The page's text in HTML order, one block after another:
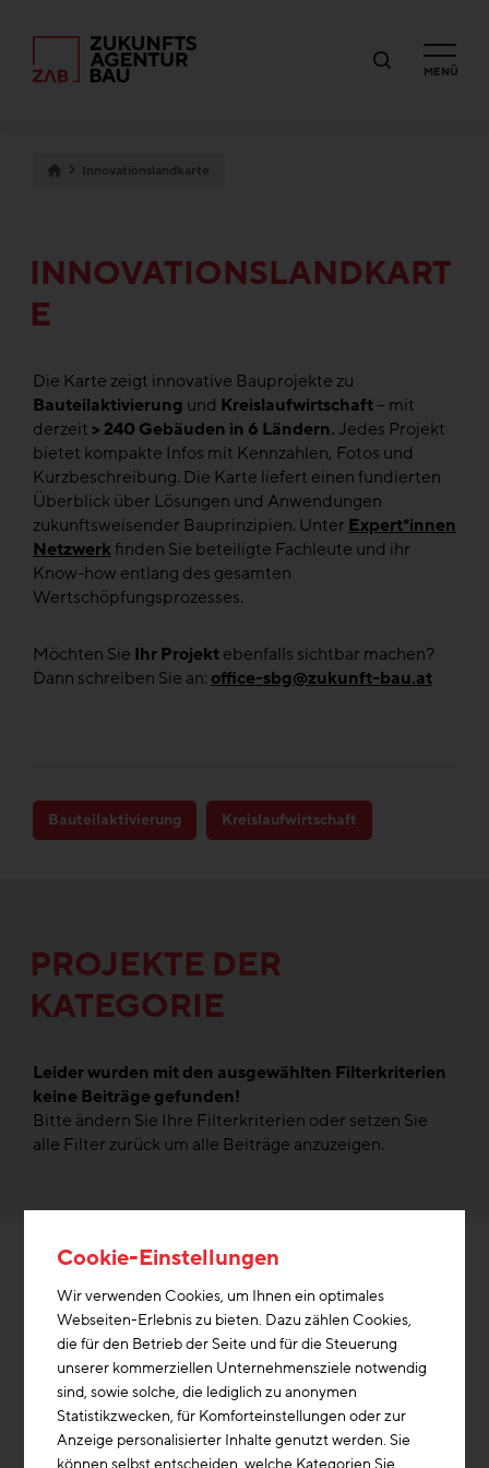
MENÜ
Innovationslandkarte
INNOVATIONSLANDKART
E
Die Karte zeigt innovative Bauprojekte zu
Bauteilaktivierung und Kreislaufwirtschaft– mit
derzeit > 240 Gebäuden in 6 Ländern.Jedes Projekt
bietet kompakte Infos mit Kennzahlen, Fotos und
Kurzbeschreibung. Die Karte liefert einen fundierten
Überblick über Lösungen und Anwendungen
zukunftsweisender Bauprinzipien. Unter Expert*innen
Netzwerkfinden Sie beteiligte Fachleute und ihr
Know-how entlang des gesamten
Wertschöpfungsprozesses.
Möchten Sie Ihr Projektebenfalls sichtbar machen?
Dann schreiben Sie an: office-sbg@zukunft-bau.at
Bauteilaktivierung Kreislaufwirtschaft
PROJEKTE DER
KATEGORIE
Leider wurden mit den ausgewählten Filterkriterien
keine Beiträge gefunden!
Bitte ändern Sie Ihre Filterkriterien oder setzen Sie
alle Filter zurück um alle Beiträge anzuzeigen.
Cookie-Einstellungen
Wir verwenden Cookies, um Ihnen ein optimales
Webseiten-Erlebnis zu bieten. Dazu zählen Cookies,
die für den Betrieb der Seite und für die Steuerung
unserer kommerziellen Unternehmensziele notwendig
sind, sowie solche, die lediglich zu anonymen
Statistikzwecken, für Komforteinstellungen oder zur
Anzeige personalisierter Inhalte genutzt werden. Sie